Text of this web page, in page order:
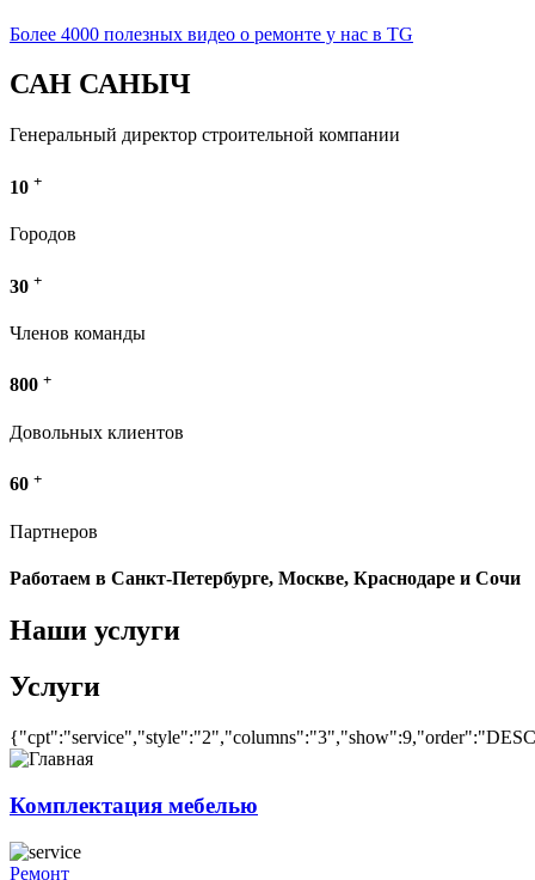
Более 4000 полезных видео о ремонте у нас в TG
САН САНЫЧ
Генеральный директор строительной компании
10 +
Городов
30 +
Членов команды
800 +
Довольных клиентов
60 +
Партнеров
Работаем в Санкт-Петербурге, Москве, Краснодаре и Сочи
Наши услуги
Услуги
Комплектация мебелью
Ремонт